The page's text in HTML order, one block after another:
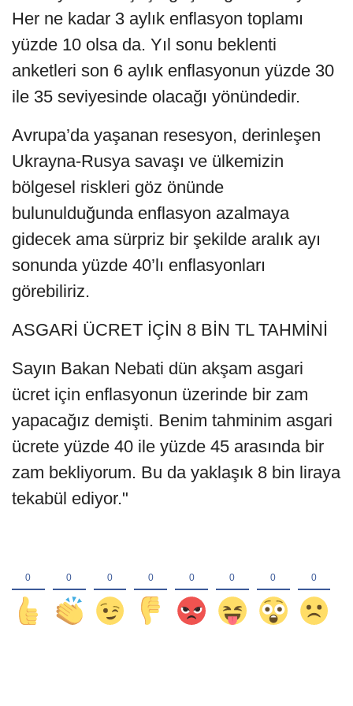
Her ne kadar 3 aylık enflasyon toplamı
yüzde 10 olsa da. Yıl sonu beklenti
anketleri son 6 aylık enflasyonun yüzde 30
ile 35 seviyesinde olacağı yönündedir.
Avrupa’da yaşanan resesyon, derinleşen
Ukrayna-Rusya savaşı ve ülkemizin
bölgesel riskleri göz önünde
bulunulduğunda enflasyon azalmaya
gidecek ama sürpriz bir şekilde aralık ayı
sonunda yüzde 40’lı enflasyonları
görebiliriz.
ASGARİ ÜCRET İÇİN 8 BİN TL TAHMİNİ
Sayın Bakan Nebati dün akşam asgari
ücret için enflasyonun üzerinde bir zam
yapacağız demişti. Benim tahminim asgari
ücrete yüzde 40 ile yüzde 45 arasında bir
zam bekliyorum. Bu da yaklaşık 8 bin liraya
tekabül ediyor."